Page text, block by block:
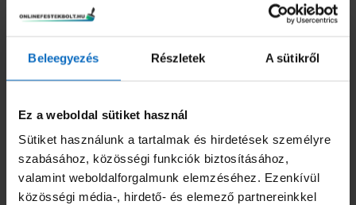
Beleegyezés Részletek A sütikről
Ez a weboldal sütiket használ
Sütiket használunk a tartalmak és hirdetések személyre
szabásához, közösségi funkciók biztosításához,
valamint weboldalforgalmunk elemzéséhez. Ezenkívül
közösségi média-, hirdető- és elemező partnereinkkel
Jolly Fix mélyalapozó
4290 14990